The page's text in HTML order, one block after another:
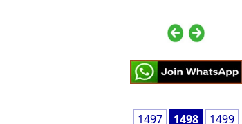
1497 1498 1499